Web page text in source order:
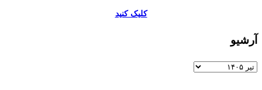
کلیک کنید
آرشیو
آرشیو